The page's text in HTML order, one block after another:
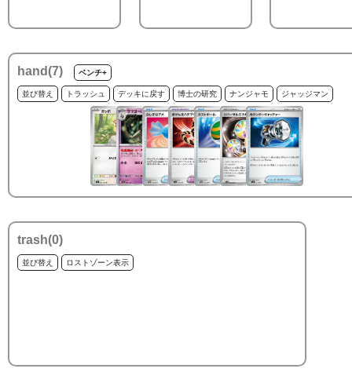
hand(7) ベンチ+
並び替え トラッシュ デッキに戻す 博士の研究 ナンジャモ ジャッジマン
trash(0)
並び替え ロストゾーン表示